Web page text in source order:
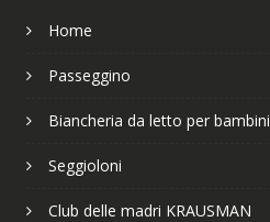
Home
Passeggino
Biancheria da letto per bambini
Seggioloni
Club delle madri KRAUSMAN